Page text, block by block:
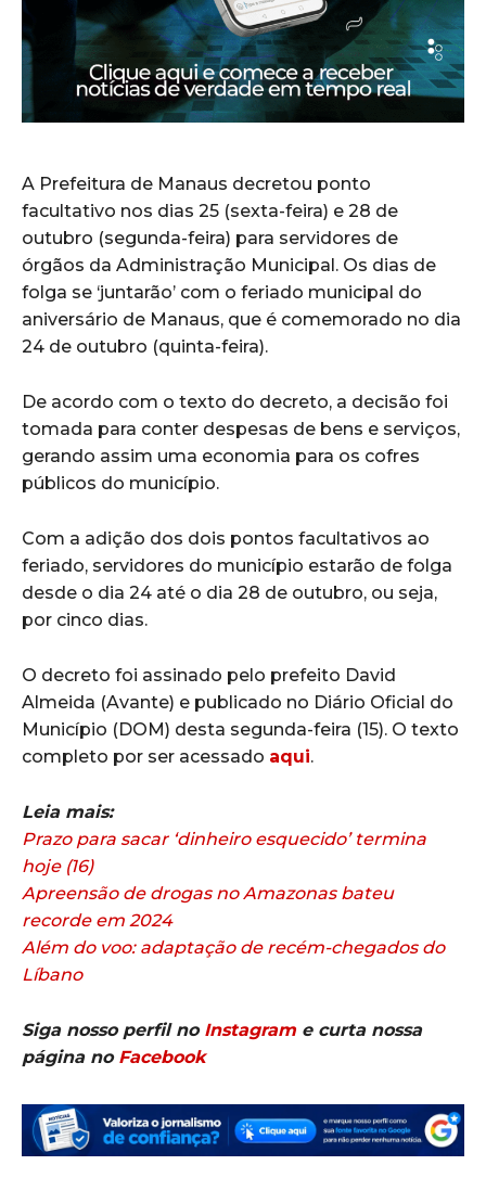
A Prefeitura de Manaus decretou ponto
facultativo nos dias 25 (sexta-feira) e 28 de
outubro (segunda-feira) para servidores de
órgãos da Administração Municipal. Os dias de
folga se ‘juntarão’ com o feriado municipal do
aniversário de Manaus, que é comemorado no dia
24 de outubro (quinta-feira).
De acordo com o texto do decreto, a decisão foi
tomada para conter despesas de bens e serviços,
gerando assim uma economia para os cofres
públicos do município.
Com a adição dos dois pontos facultativos ao
feriado, servidores do município estarão de folga
desde o dia 24 até o dia 28 de outubro, ou seja,
por cinco dias.
O decreto foi assinado pelo prefeito David
Almeida (Avante) e publicado no Diário Oficial do
Município (DOM) desta segunda-feira (15). O texto
completo por ser acessado aqui.
Leia mais:
Prazo para sacar ‘dinheiro esquecido’ termina
hoje (16)
Apreensão de drogas no Amazonas bateu
recorde em 2024
Além do voo: adaptação de recém-chegados do
Líbano
Siga nosso perfil no Instagram e curta nossa
página no Facebook